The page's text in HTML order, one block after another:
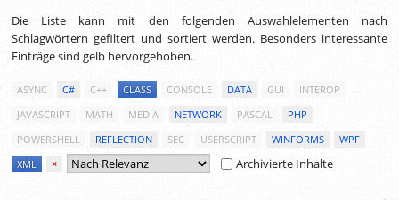
Die Liste kann mit den folgenden Auswahlelementen nach
Schlagwörtern gefiltert und sortiert werden. Besonders interessante
Einträge sind gelb hervorgehoben.
ASYNC C# C++ CLASS CONSOLE DATA GUI
INTEROP
JAVASCRIPT
MATH MEDIA NETWORK PASCAL
PHP
POWERSHELL
REFLECTION SEC USERSCRIPT WINFORMS
WPF
XML
× Archivierte Inhalte